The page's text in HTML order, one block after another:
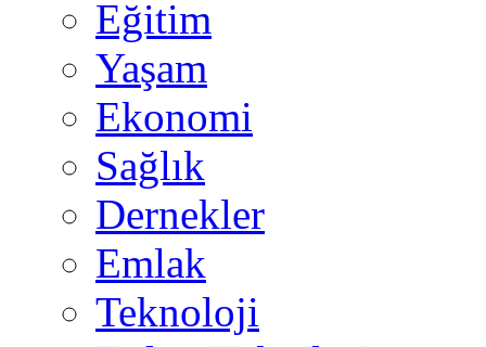
Eğitim
Yaşam
Ekonomi
Sağlık
Dernekler
Emlak
Teknoloji